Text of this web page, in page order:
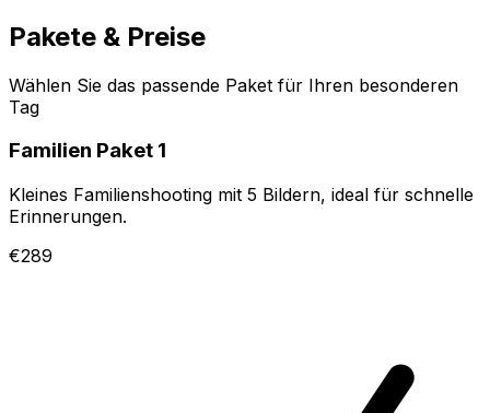
Pakete & Preise
Wählen Sie das passende Paket für Ihren besonderen
Tag
Familien Paket 1
Kleines Familienshooting mit 5 Bildern, ideal für schnelle
Erinnerungen.
€289